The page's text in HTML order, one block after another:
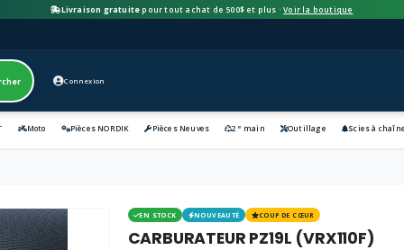
Livraison gratuite pour tout achat de 500$ et plus ·Voir la boutique
Connexion
Moto Pièces NORDIK Pièces Neuves 2 e main Outillage Scies à chaîne
EN STOCK NOUVEAUTÉ COUP DE CŒUR
CARBURATEUR PZ19L (VRX110F)